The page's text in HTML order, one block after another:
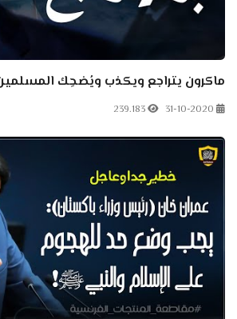
ماكرون يتراجع ويكذب ويُضحِك
31-10-2020
239.183